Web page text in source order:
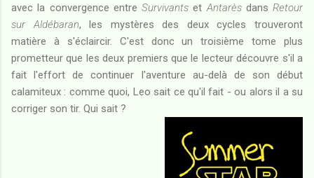
avec la convergence entre Survivants et Antarèsdans Retour
sur Aldébaran, les mystères des deux cycles trouveront
matière à s'éclaircir. C'est donc un troisième tome plus
prometteur que les deux premiers que le lecteur découvre s'il a
fait l'effort de continuer l'aventure au-delà de son début
calamiteux : comme quoi, Leo sait ce qu'il fait - ou alors il a su
corriger son tir. Qui sait ?